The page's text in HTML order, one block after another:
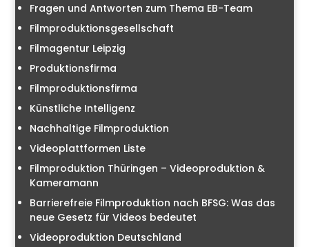
Fragen und Antworten zum Thema EB-Team
Filmproduktionsgesellschaft
Filmagentur Leipzig
Produktionsfirma
Filmproduktionsfirma
Künstliche Intelligenz
Nachhaltige Filmproduktion
Videoplattformen Liste
Filmproduktion Thüringen – Videoproduktion &
Kameramann
Barrierefreie Filmproduktion nach BFSG: Was das
neue Gesetz für Videos bedeutet
Videoproduktion Deutschland